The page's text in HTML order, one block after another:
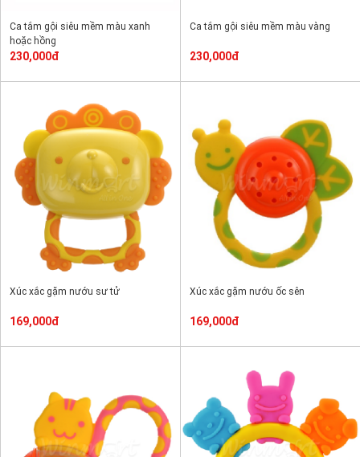
Ca tắm gội siêu mềm màu xanh
hoặc hồng
230,000đ
Ca tắm gội siêu mềm màu vàng
230,000đ
Xúc xắc gặm nướu sư tử
169,000đ
Xúc xắc gặm nướu ốc sên
169,000đ